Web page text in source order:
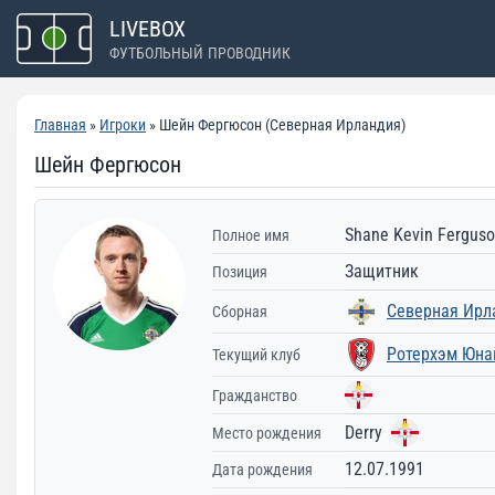
Перейти
содержимому
LIVEBOX
ФУТБОЛЬНЫЙ ПРОВОДНИК
Главная » Игроки » Шейн Фергюсон (Северная Ирландия)
Шейн Фергюсон
Полное имя Shane Kevin
Позиция Защитник
Сборная Северная
Текущий клуб Ротерхэм
Гражданство
Место рождения Derry
Дата рождения 12.07.1991